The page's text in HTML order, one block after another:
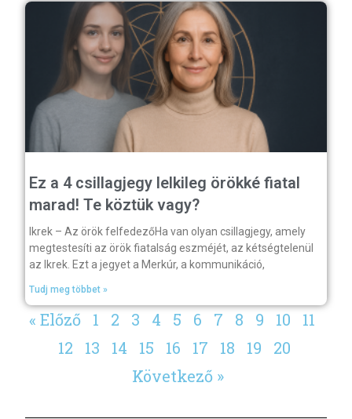
Ez a 4 csillagjegy lelkileg örökké fiatal
marad! Te köztük vagy?
Ikrek – Az örök felfedezőHa van olyan csillagjegy, amely
megtestesíti az örök fiatalság eszméjét, az kétségtelenül
az Ikrek. Ezt a jegyet a Merkúr, a kommunikáció,
Tudj meg többet »
« Előző 1 2 3 4 5 6 7 8 9 10
11
12
13 14 15 16 17 18 19
20
Következő »